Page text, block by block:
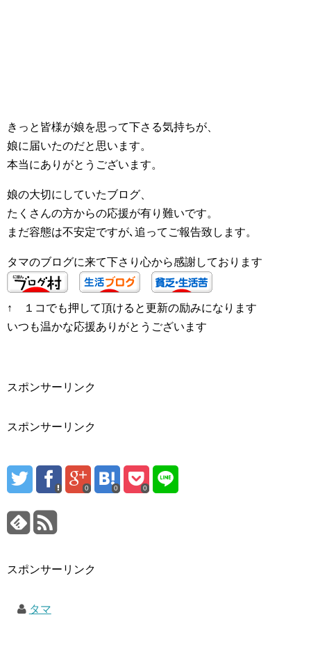
きっと皆様が娘を思って下さる気持ちが、
娘に届いたのだと思います。
本当にありがとうございます。
娘の大切にしていたブログ、
たくさんの方からの応援が有り難いです。
まだ容態は不安定ですが､追ってご報告致します。
タマのブログに来て下さり心から感謝しております
↑ １コでも押して頂けると更新の励みになります
いつも温かな応援ありがとうございます
スポンサーリンク
スポンサーリンク
0 0 0
スポンサーリンク
タマ